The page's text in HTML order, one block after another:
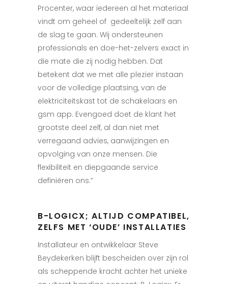
Procenter, waar iedereen al het materiaal
vindt om geheel of gedeeltelijk zelf aan
de slag te gaan. Wij ondersteunen
professionals en doe-het-zelvers exact in
die mate die zij nodig hebben. Dat
betekent dat we met alle plezier instaan
voor de volledige plaatsing, van de
elektriciteitskast tot de schakelaars en
gsm app. Evengoed doet de klant het
grootste deel zelf, al dan niet met
verregaand advies, aanwijzingen en
opvolging van onze mensen. Die
flexibiliteit en diepgaande service
definiëren ons.”
B-LOGICX; ALTIJD COMPATIBEL,
ZELFS MET ‘OUDE’ INSTALLATIES
Installateur en ontwikkelaar Steve
Beydekerken blijft bescheiden over zijn rol
als scheppende kracht achter het unieke